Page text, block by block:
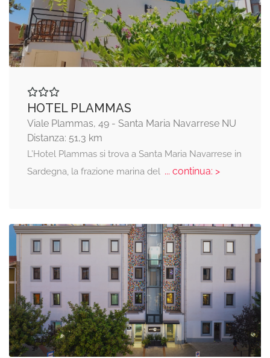
HOTEL PLAMMAS
Viale Plammas, 49 - Santa Maria Navarrese NU
Distanza: 51,3 km
L’Hotel Plammas si trova a Santa Maria Navarrese in
Sardegna, la frazione marina del... continua: >